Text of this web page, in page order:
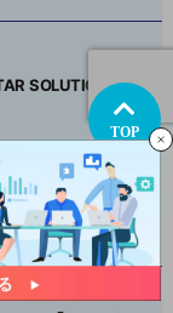
SOLUTION ...
認知拡大させる秘
TOP